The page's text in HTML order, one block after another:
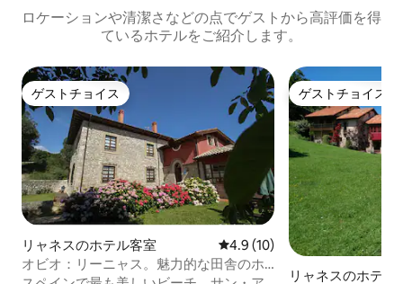
ロケーションや清潔さなどの点でゲストから高評価を得
ているホテルをご紹介します。
ゲストチョイス
ゲストチョイス
リャネスのホテル客室 レビュー10件、5つ星中4.9つ
4.9 (10)
オビオ：リーニャス。魅力的な田舎のホ
テル
ゲストチョイス
ゲストチョイス
リャネスのホテル